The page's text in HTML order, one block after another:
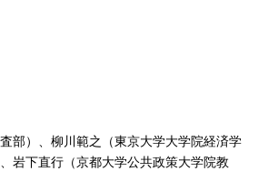
査部）、柳川範之（東京大学大学院経済学
岩下直行（京都大学公共政策大学院教